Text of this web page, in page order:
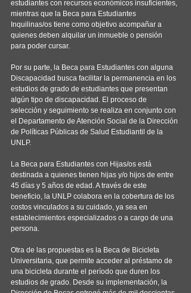
estudiantes con recursos económicos insuficientes,
mientras que la Beca para Estudiantes
Inquilinas/os tiene como objetivo acompañar a
quienes deben alquilar un inmueble o pensión
para poder cursar.
Por su parte, la Beca para Estudiantes con alguna
Discapacidad busca facilitar la permanencia en los
estudios de grado de estudiantes que presentan
algún tipo de discapacidad. El proceso de
selección y seguimiento se realiza en conjunto con
el Departamento de Atención Social de la Dirección
de Políticas Públicas de Salud Estudiantil de la
UNLP.
La Beca para Estudiantes con Hijas/os está
destinada a quienes tienen hijas y/o hijos de entre
45 días y 5 años de edad. A través de este
beneficio, la UNLP colabora en la cobertura de los
costos vinculados a su cuidado, ya sea en
establecimientos especializados o a cargo de una
persona.
Otra de las propuestas es la Beca de Bicicleta
Universitaria, que permite acceder al préstamo de
una bicicleta durante el período que duren los
estudios de grado. Desde su implementación, la